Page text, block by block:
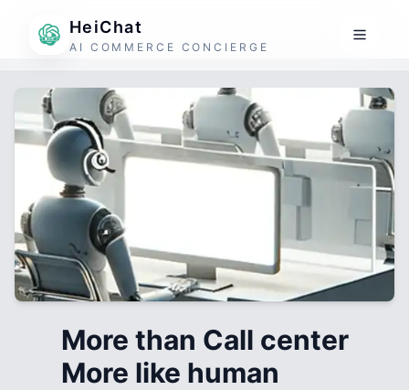
HeiChat
AI COMMERCE CONCIERGE
More than Call center
More like human